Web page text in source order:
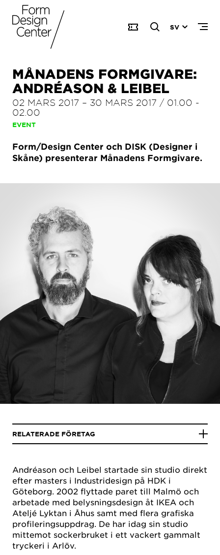
SV
MÅNADENS FORMGIVARE:
ANDRÉASON & LEIBEL
02 MARS 2017 – 30 MARS 2017 / 01.00 -
02.00
EVENT
Form/Design Center och DISK (Designer i
Skåne) presenterar Månadens Formgivare.
Andréason och Leibel startade sin studio direkt
efter masters i Industridesign på HDK i
Göteborg. 2002 flyttade paret till Malmö och
arbetade med belysningsdesign åt IKEA och
Ateljé Lyktan i Åhus samt med flera grafiska
profileringsuppdrag. De har idag sin studio
mittemot sockerbruket i ett vackert gammalt
tryckeri i Arlöv.
RELATERADE FÖRETAG